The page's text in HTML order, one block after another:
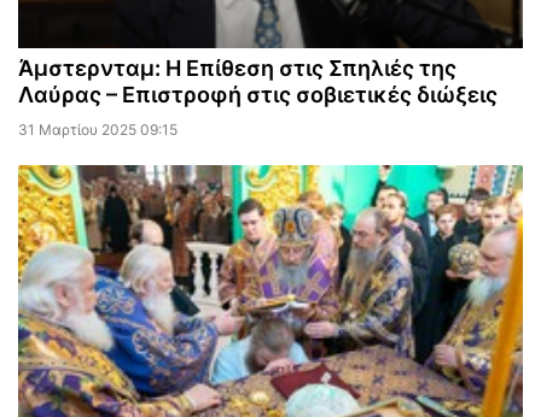
Άμστερνταμ: Η Επίθεση στις Σπηλιές της
Λαύρας – Επιστροφή στις σοβιετικές διώξεις
31 Μαρτίου 2025 09:15